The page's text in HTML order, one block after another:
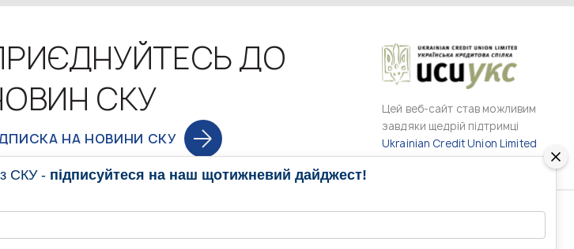
ДО
СКУ
НА НОВИНИ СКУ
Цей веб-сайт став можливим
завдяки щедрій підтримці
Ukrainian Credit Union Limited
НОВИНИ ПРОГРАМИ МЕДІА КОНТАКТИ
СКУ - підписуйтеся на наш щотижневий дайджест!